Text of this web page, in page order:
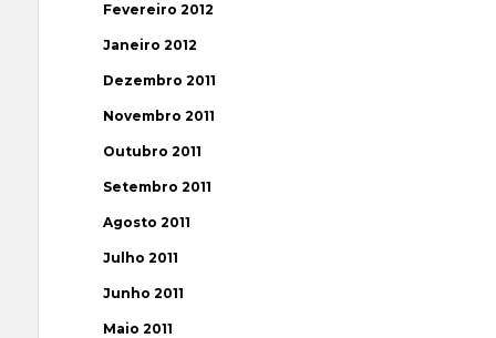
Fevereiro 2012
Janeiro 2012
Dezembro 2011
Novembro 2011
Outubro 2011
Setembro 2011
Agosto 2011
Julho 2011
Junho 2011
Maio 2011